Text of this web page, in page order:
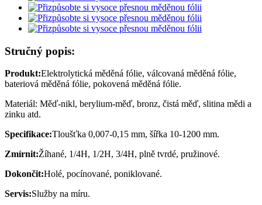
Stručný popis:
Produkt:Elektrolytická měděná fólie, válcovaná měděná fólie,
bateriová měděná fólie, pokovená měděná fólie.
Materiál: Měď-nikl, berylium-měď, bronz, čistá měď, slitina mědi a
zinku atd.
Specifikace:Tloušťka 0,007-0,15 mm, šířka 10-1200 mm.
Zmírnit:Žíhané, 1/4H, 1/2H, 3/4H, plně tvrdé, pružinové.
Dokončit:Holé, pocínované, poniklované.
Servis:Služby na míru.